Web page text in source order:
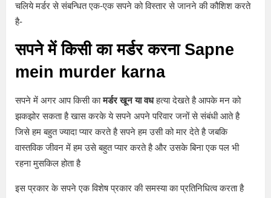
चलिये मर्डर से संबन्धित एक-एक सपने को विस्तार से जानने की कौशिश करते
है-
सपने में किसी का मर्डर करना Sapne
mein murder karna
सपने में अगर आप किसी कामर्डर खून या वधहत्या देखते है आपके मन को
झकझोर सकता है खास करके ये सपने अपने परिवार जनों से संबंधी आते है
जिसे हम बहुत ज्यादा प्यार करते है सपने हम उसी को मार देते है जबकि
वास्तविक जीवन में हम उसे बहुत प्यार करते है और उसके बिना एक पल भी
रहना मुसकिल होता है
इस प्रकार के सपने एक विशेष प्रकार की समस्या का प्रतिनिधित्व करता है